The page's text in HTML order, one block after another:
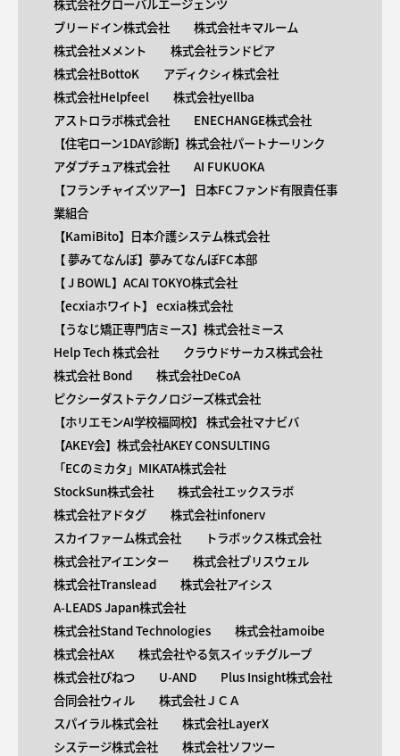
ブリードイン株式会社
株式会社キマルーム
株式会社メメント
株式会社ランドピア
株式会社BottoK
アディクシィ株式会社
株式会社Helpfeel
株式会社yellba
アストロラボ株式会社
ENECHANGE株式会社
【住宅ローン1DAY診断】株式会社パートナーリンク
アダプチュア株式会社
AI FUKUOKA
【​フランチャイズツアー】 日本FCファンド有限責任事
業組合
【KamiBito​】日本介護システム株式会社
【 ​夢みてなんぼ】夢みてなんぼFC本部
【 ​J BOWL】ACAI TOKYO株式会社
【​ecxiaホワイト】 ecxia株式会社
【​うなじ矯正専門店ミース】株式会社ミース
Help Tech 株式会社
クラウドサーカス株式会社
株式会社 Bond
株式会社DeCoA
ピクシーダストテクノロジーズ株式会社
【ホリエモンAI学校福岡校】 株式会社マナビバ
【AKEY会】株式会社AKEY CONSULTING
「ECのミカタ」MIKATA株式会社
StockSun株式会社
株式会社エックスラボ
株式会社アドタグ
株式会社infonerv
スカイファーム株式会社
トラボックス株式会社
株式会社アイエンター
株式会社ブリスウェル
株式会社Translead
株式会社アイシス
A-LEADS Japan株式会社
株式会社Stand Technologies
株式会社amoibe
株式会社AX
株式会社やる気スイッチグループ
株式会社びねつ
U-AND
Plus Insight株式会社
合同会社ウィル
株式会社ＪＣＡ
スパイラル株式会社
株式会社LayerX
システージ株式会社
株式会社ソフツー